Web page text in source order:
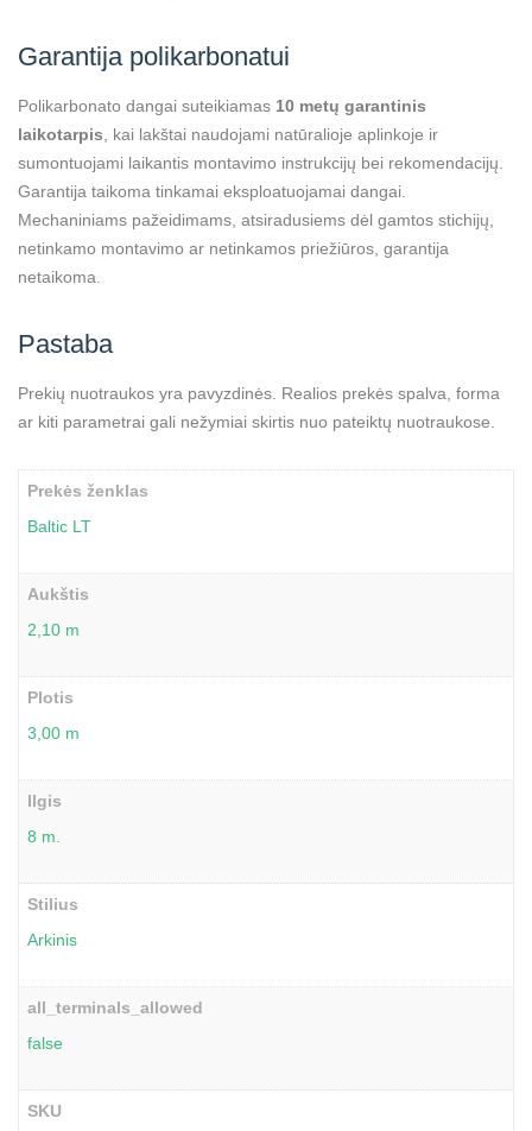
Garantija polikarbonatui
Polikarbonato dangai suteikiamas 10 metų garantinis
laikotarpis , kai lakštai naudojami natūralioje aplinkoje ir
sumontuojami laikantis montavimo instrukcijų bei rekomendacijų.
Garantija taikoma tinkamai eksploatuojamai dangai.
Mechaniniams pažeidimams, atsiradusiems dėl gamtos stichijų,
netinkamo montavimo ar netinkamos priežiūros, garantija
netaikoma.
Pastaba
Prekių nuotraukos yra pavyzdinės. Realios prekės spalva, forma
ar kiti parametrai gali nežymiai skirtis nuo pateiktų nuotraukose.
Prekės ženklas
Baltic LT
Aukštis
2,10 m
Plotis
3,00 m
Ilgis
8 m.
Stilius
Arkinis
all_terminals_allowed
false
SKU